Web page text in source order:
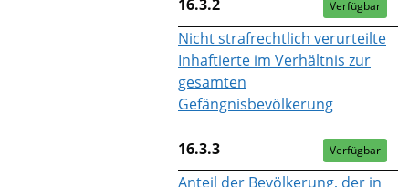
16.3.2 Verfügbar
Nicht strafrechtlich verurteilte
Inhaftierte im Verhältnis zur
gesamten
Gefängnisbevölkerung
16.3.3 Verfügbar
Anteil der Bevölkerung, der in